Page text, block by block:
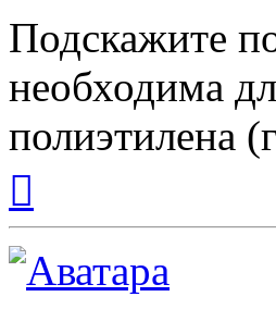
Подскажите
необходима
полиэтилена
началу